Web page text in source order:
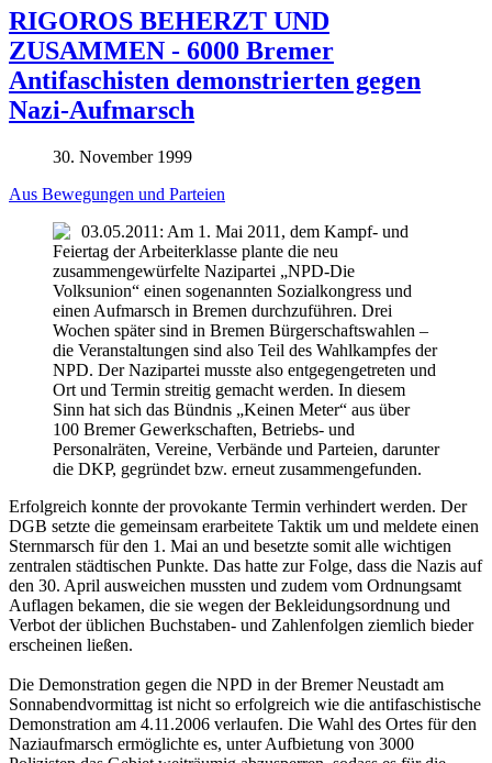
RIGOROS BEHERZT UND
ZUSAMMEN - 6000 Bremer
Antifaschisten demonstrierten gegen
Nazi-Aufmarsch
30. November 1999
Aus Bewegungen und Parteien
03.05.2011: Am 1. Mai 2011, dem Kampf- und
Feiertag der Arbeiterklasse plante die neu
zusammengewürfelte Nazipartei „NPD-Die
Volksunion“ einen sogenannten Sozialkongress und
einen Aufmarsch in Bremen durchzuführen. Drei
Wochen später sind in Bremen Bürgerschaftswahlen –
die Veranstaltungen sind also Teil des Wahlkampfes der
NPD. Der Nazipartei musste also entgegengetreten und
Ort und Termin streitig gemacht werden. In diesem
Sinn hat sich das Bündnis „Keinen Meter“ aus über
100 Bremer Gewerkschaften, Betriebs- und
Personalräten, Vereine, Verbände und Parteien, darunter
die DKP, gegründet bzw. erneut zusammengefunden.
Erfolgreich konnte der provokante Termin verhindert werden. Der
DGB setzte die gemeinsam erarbeitete Taktik um und meldete einen
Sternmarsch für den 1. Mai an und besetzte somit alle wichtigen
zentralen städtischen Punkte. Das hatte zur Folge, dass die Nazis auf
den 30. April ausweichen mussten und zudem vom Ordnungsamt
Auflagen bekamen, die sie wegen der Bekleidungsordnung und
Verbot der üblichen Buchstaben- und Zahlenfolgen ziemlich bieder
erscheinen ließen.
Die Demonstration gegen die NPD in der Bremer Neustadt am
Sonnabendvormittag ist nicht so erfolgreich wie die antifaschistische
Demonstration am 4.11.2006 verlaufen. Die Wahl des Ortes für den
Naziaufmarsch ermöglichte es, unter Aufbietung von 3000